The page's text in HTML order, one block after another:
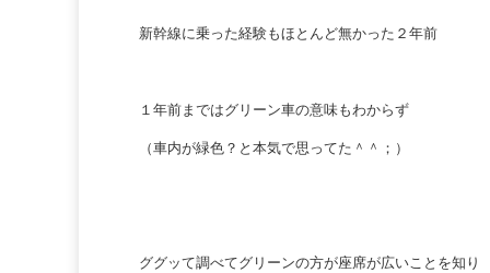
新幹線に乗った経験もほとんど無かった２年前
１年前まではグリーン車の意味もわからず
（車内が緑色？と本気で思ってた＾＾；）
ググッて調べてグリーンの方が座席が広いことを知り